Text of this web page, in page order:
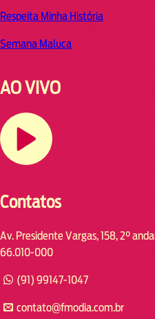
Respeita Minha História
Semana Maluca
AO VIVO
Contatos
Av. Presidente Vargas, 158, 2°
66.010-000
(91) 99147-1047
contato@fmodia.com.br